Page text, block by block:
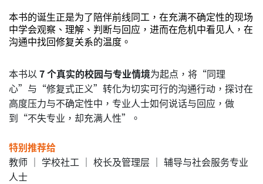
本书的诞生正是为了陪伴前线同工，在充满不确定性的现场
中学会观察、理解、判断与回应，进而在危机中看见人，在
沟通中找回修复关系的温度。
本书以7 个真实的校园与专业情境为起点，将“同理
心”与“修复式正义”转化为切实可行的沟通行动，探讨在
高度压力与不确定性中，专业人士如何说话与回应，做
到“不失专业，却充满人性”。
特别推荐给
教师 ｜ 学校社工 ｜ 校长及管理层 ｜ 辅导与社会服务专业
人士